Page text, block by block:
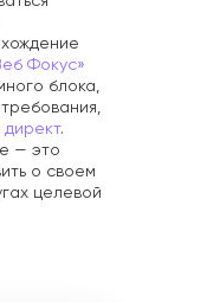
Фокус»
блока,
директ.
— это
о своем
целевой